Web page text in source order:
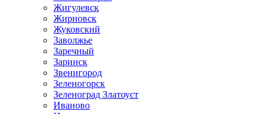
Жигулевск
Жирновск
Жуковский
Заволжье
Заречный
Заринск
Звенигород
Зеленогорск
Зеленоград Златоуст
Иваново